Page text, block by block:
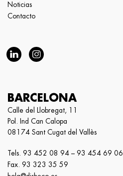
Noticias
Contacto
BARCELONA
Calle del Llobregat, 11
Pol. Ind Can Calopa
08174 Sant Cugat del Vallès
Tels. 93 452 08 94 – 93 454 69 06
Fax. 93 323 35 59